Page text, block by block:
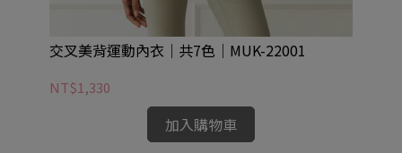
交叉美背運動內衣｜共7色｜MUK-22001
NT$1,330
加入購物車